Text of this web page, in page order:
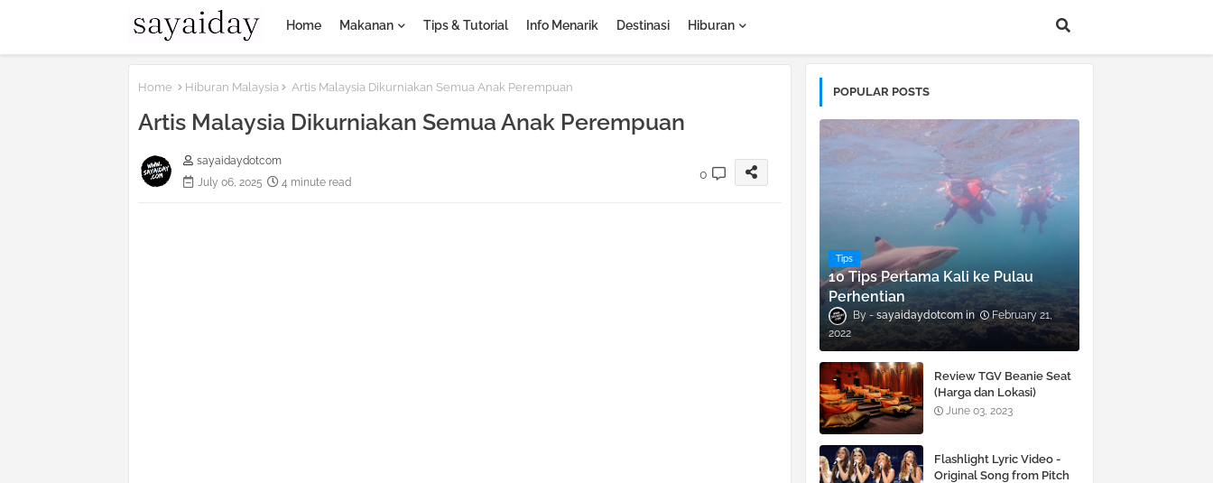
Home Makanan Tips & Tutorial Info Menarik Destinasi Hiburan
Home Hiburan Malaysia Artis Malaysia Dikurniakan Semua Anak Perempuan
Artis Malaysia Dikurniakan Semua Anak Perempuan
sayaidaydotcom
July 06, 2025
4 minute read
0
POPULAR POSTS
Tips
10 Tips Pertama Kali ke Pulau
Perhentian
sayaidaydotcom
February 21,
2022
Review TGV Beanie Seat
(Harga dan Lokasi)
June 03, 2023
Flashlight Lyric Video -
Original Song from Pitch